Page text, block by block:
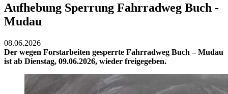
Aufhebung Sperrung Fahrradweg Buch -
Mudau
08.06.2026
Der wegen Forstarbeiten gesperrte Fahrradweg Buch – Mudau
ist ab Dienstag, 09.06.2026, wieder freigegeben.